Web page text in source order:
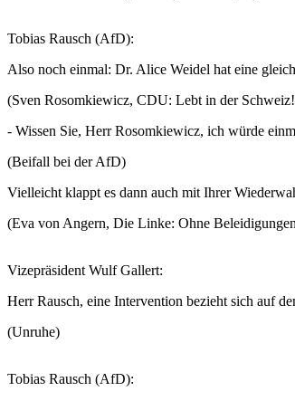
Tobias Rausch (AfD):
Also noch einmal: Dr. Alice Weidel hat eine
(Sven Rosomkiewicz, CDU: Lebt in der
- Wissen Sie, Herr Rosomkiewicz, ich würde
(Beifall bei der AfD)
Vielleicht klappt es dann auch mit Ihrer
(Eva von Angern, Die Linke: Ohne
Vizepräsident Wulf Gallert:
Herr Rausch, eine Intervention bezieht sich auf
(Unruhe)
Tobias Rausch (AfD):